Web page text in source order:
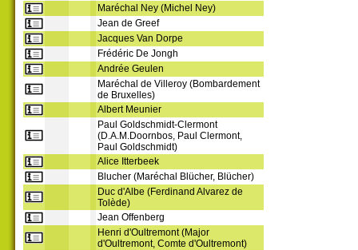
Maréchal Ney (Michel Ney)
Jean de Greef
Jacques Van Dorpe
Frédéric De Jongh
Andrée Geulen
Maréchal de Villeroy (Bombardement
de Bruxelles)
Albert Meunier
Paul Goldschmidt-Clermont
(D.A.M.Doornbos, Paul Clermont,
Paul Goldschmidt)
Alice Itterbeek
Blucher (Maréchal Blücher, Blücher)
Duc d'Albe (Ferdinand Alvarez de
Tolède)
Jean Offenberg
Henri d'Oultremont (Major
d'Oultremont, Comte d'Oultremont)